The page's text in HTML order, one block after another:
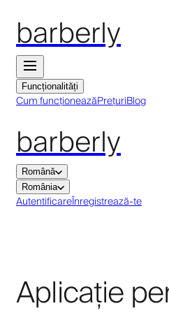
barberly
Funcționalități
Cum funcționeazăPrețuriBlog
barberly
Română
România
AutentificareÎnregistrează-te
Aplicație